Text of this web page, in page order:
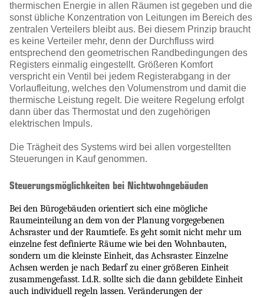
thermischen Energie in allen Räumen ist gegeben und die
sonst übliche Konzentration von Leitungen im Bereich des
zentralen Verteilers bleibt aus. Bei diesem Prinzip braucht
es keine Verteiler mehr, denn der Durchfluss wird
entsprechend den geometrischen Randbedingungen des
Registers einmalig eingestellt. Größeren Komfort
verspricht ein Ventil bei jedem Registerabgang in der
Vorlaufleitung, welches den Volumenstrom und damit die
thermische Leistung regelt. Die weitere Regelung erfolgt
dann über das Thermostat und den zugehörigen
elektrischen Impuls.
Die Trägheit des Systems wird bei allen vorgestellten
Steuerungen in Kauf genommen.
Steuerungsmöglichkeiten bei Nichtwohngebäuden
Bei den Bürogebäuden orientiert sich eine mögliche
Raumeinteilung an dem von der Planung vorgegebenen
Achsraster und der Raumtiefe. Es geht somit nicht mehr um
einzelne fest definierte Räume wie bei den Wohnbauten,
sondern um die kleinste Einheit, das Achsraster. Einzelne
Achsen werden je nach Bedarf zu einer größeren Einheit
zusammengefasst. I.d.R. sollte sich die dann gebildete Einheit
auch individuell regeln lassen. Veränderungen der